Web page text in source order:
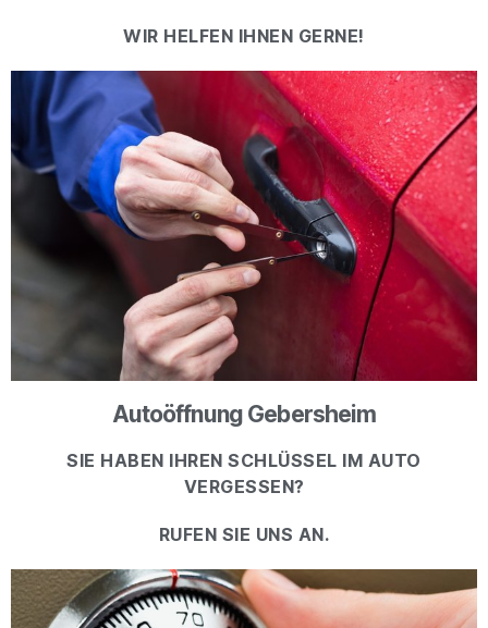
WIR HELFEN IHNEN GERNE!
Autoöffnung Gebersheim
SIE HABEN IHREN SCHLÜSSEL IM AUTO
VERGESSEN?
RUFEN SIE UNS AN.